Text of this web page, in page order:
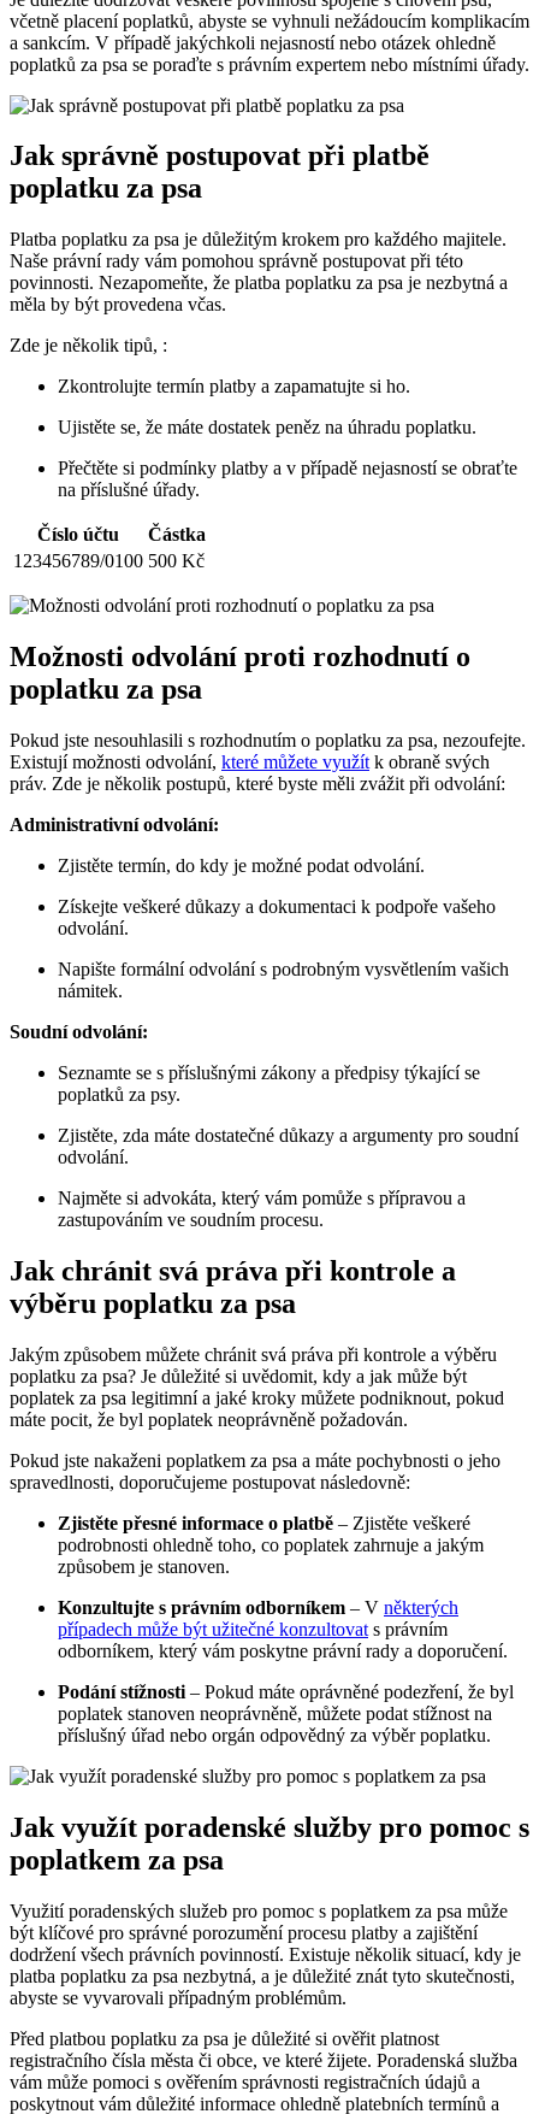
včetně placení poplatků, abyste se vyhnuli nežádoucím komplikacím
a sankcím. V případě jakýchkoli nejasností nebo otázek ohledně
poplatků za psa se poraďte s právním expertem nebo místními úřady.
Jak správně postupovat při platbě
poplatku za psa
Platba poplatku za psa je důležitým krokem pro každého majitele.
Naše právní rady vám pomohou správně postupovat při této
povinnosti. Nezapomeňte, že platba poplatku za psa je nezbytná a
měla by být provedena včas.
Zde je několik tipů, :
Zkontrolujte termín platby a zapamatujte si ho.
Ujistěte se, že máte dostatek peněz na úhradu poplatku.
Přečtěte si podmínky platby a v případě nejasností se obraťte
na příslušné úřady.
Číslo účtu
Částka
123456789/0100 500 Kč
Možnosti odvolání proti rozhodnutí o
poplatku za psa
Pokud jste nesouhlasili s rozhodnutím o poplatku za psa, nezoufejte.
Existují možnosti odvolání, které můžete využít k obraně svých
práv. Zde je několik postupů, které byste měli zvážit při odvolání:
Administrativní odvolání:
Zjistěte termín, do kdy je možné podat odvolání.
Získejte veškeré důkazy a dokumentaci k podpoře vašeho
odvolání.
Napište formální odvolání s podrobným vysvětlením vašich
námitek.
Soudní odvolání:
Seznamte se s příslušnými zákony a předpisy týkající se
poplatků za psy.
Zjistěte, zda máte dostatečné důkazy a argumenty pro soudní
odvolání.
Najměte si advokáta, který vám pomůže s přípravou a
zastupováním ve soudním procesu.
Jak chránit svá práva při kontrole a
výběru poplatku za psa
Jakým způsobem můžete chránit svá práva při kontrole a výběru
poplatku za psa? Je důležité si uvědomit, kdy a jak může být
poplatek za psa legitimní a jaké kroky můžete podniknout, pokud
máte pocit, že byl poplatek neoprávněně požadován.
Pokud jste nakaženi poplatkem za psa a máte pochybnosti o jeho
spravedlnosti, doporučujeme postupovat následovně:
Zjistěte přesné informace o platbě – Zjistěte veškeré
podrobnosti ohledně toho, co poplatek zahrnuje a jakým
způsobem je stanoven.
Konzultujte s právním odborníkem – V některých
případech může být užitečné konzultovat s právním
odborníkem, který vám poskytne právní rady a doporučení.
Podání stížnosti – Pokud máte oprávněné podezření, že byl
poplatek stanoven neoprávněně, můžete podat stížnost na
příslušný úřad nebo orgán odpovědný za výběr poplatku.
Jak využít poradenské služby pro pomoc s
poplatkem za psa
Využití poradenských služeb pro pomoc s poplatkem za psa může
být klíčové pro správné porozumění procesu platby a zajištění
dodržení všech právních povinností. Existuje několik situací, kdy je
platba poplatku za psa nezbytná, a je důležité znát tyto skutečnosti,
abyste se vyvarovali případným problémům.
Před platbou poplatku za psa je důležité si ověřit platnost
registračního čísla města či obce, ve které žijete. Poradenská služba
vám může pomoci s ověřením správnosti registračních údajů a
poskytnout vám důležité informace ohledně platebních termínů a